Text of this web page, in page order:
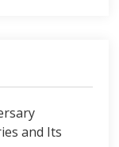
and Its